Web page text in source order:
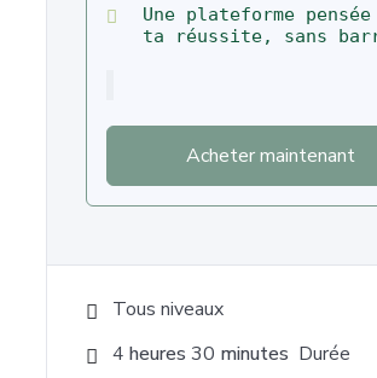
Une plateforme
ta réussite, sans
Acheter maintenant
Tous niveaux
4 heures 30 minutes Durée